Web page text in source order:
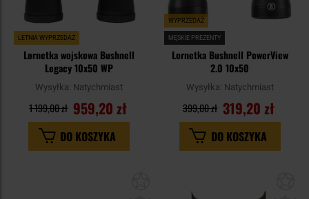
LETNIA WYPRZEDAŻ
Lornetka wojskowa Bushnell
Legacy 10x50 WP
Wysyłka: Natychmiast
959,20 zł
1 199,00 zł
DO KOSZYKA
WYPRZEDAŻ
MĘSKIE PREZENTY
Lornetka Bushnell PowerView
2.0 10x50
Wysyłka: Natychmiast
319,20 zł
399,00 zł
DO KOSZYKA